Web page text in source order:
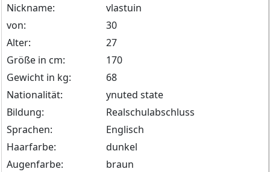
Nickname:
vlastuin
von:
30
Alter:
27
Größe in cm:
170
Gewicht in kg:
68
Nationalität:
ynuted state
Bildung:
Realschulabschluss
Sprachen:
Englisch
Haarfarbe:
dunkel
Augenfarbe:
braun